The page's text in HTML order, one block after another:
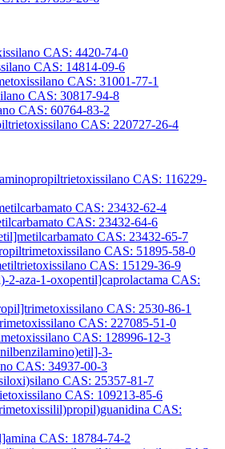
CAS: 4420-74-0
CAS: 14814-09-6
CAS: 31001-77-1
CAS: 30817-94-8
CAS: 60764-83-2
CAS: 220727-26-4
CAS: 116229-
CAS: 23432-62-4
CAS: 23432-64-6
CAS: 23432-65-7
CAS: 51895-58-0
CAS: 15129-36-9
aza-1-oxopentil]caprolactama CAS:
CAS: 2530-86-1
CAS: 227085-51-0
CAS: 128996-12-3
3-
CAS: 34937-00-3
CAS: 25357-81-7
CAS: 109213-85-6
CAS:
CAS: 18784-74-2